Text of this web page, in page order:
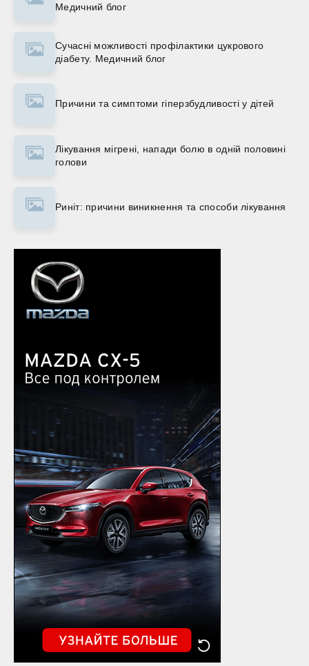
Медичний блог
Сучасні можливості профілактики цукрового
діабету. Медичний блог
Причини та симптоми гіперзбудливості у дітей
Лікування мігрені, напади болю в одній половині
голови
Риніт: причини виникнення та способи лікування